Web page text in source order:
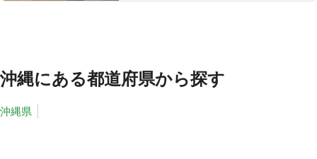
沖縄にある都道府県から探す
沖縄県